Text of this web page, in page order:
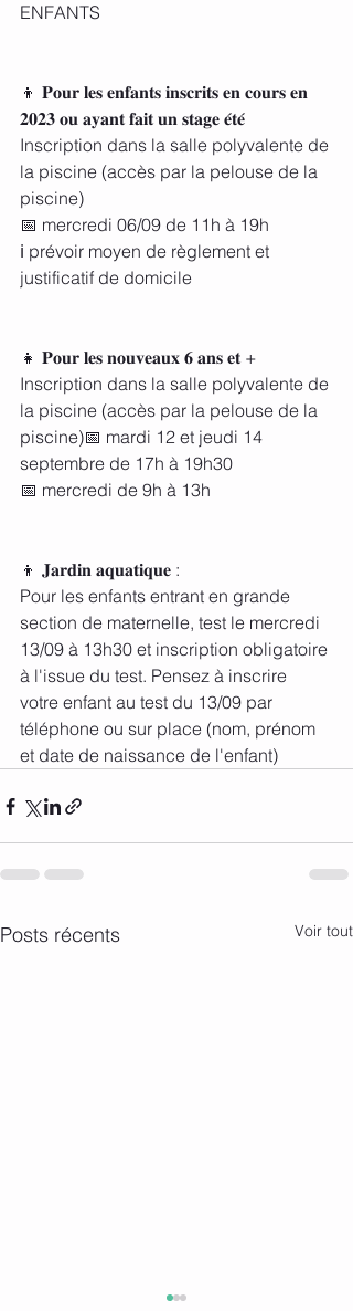
ENFANTS
👦 𝐏𝐨𝐮𝐫 𝐥𝐞𝐬 𝐞𝐧𝐟𝐚𝐧𝐭𝐬 𝐢𝐧𝐬𝐜𝐫𝐢𝐭𝐬 𝐞𝐧 𝐜𝐨𝐮𝐫𝐬 𝐞𝐧
𝟐𝟎𝟐𝟑 𝐨𝐮 𝐚𝐲𝐚𝐧𝐭 𝐟𝐚𝐢𝐭 𝐮𝐧 𝐬𝐭𝐚𝐠𝐞 𝐞́𝐭𝐞́
Inscription dans la salle polyvalente de
la piscine (accès par la pelouse de la
piscine)
📅 mercredi 06/09 de 11h à 19h
ℹ prévoir moyen de règlement et
justificatif de domicile
👧 𝐏𝐨𝐮𝐫 𝐥𝐞𝐬 𝐧𝐨𝐮𝐯𝐞𝐚𝐮𝐱 𝟔 𝐚𝐧𝐬 𝐞𝐭 +
Inscription dans la salle polyvalente de
la piscine (accès par la pelouse de la
piscine)📅 mardi 12 et jeudi 14
septembre de 17h à 19h30
📅 mercredi de 9h à 13h
👦 𝐉𝐚𝐫𝐝𝐢𝐧 𝐚𝐪𝐮𝐚𝐭𝐢𝐪𝐮𝐞 :
Pour les enfants entrant en grande
section de maternelle, test le mercredi
13/09 à 13h30 et inscription obligatoire
à l'issue du test. Pensez à inscrire
votre enfant au test du 13/09 par
téléphone ou sur place (nom, prénom
et date de naissance de l'enfant)
Posts récents Voir tout